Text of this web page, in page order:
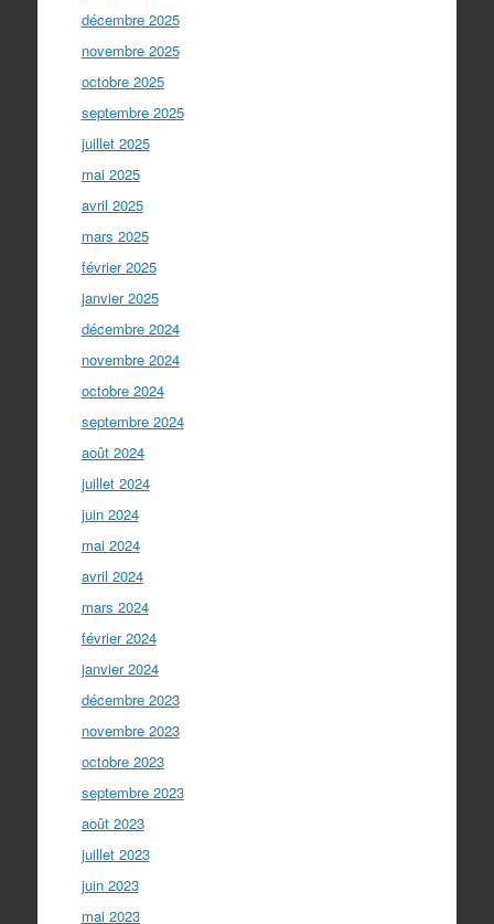
décembre 2025
novembre 2025
octobre 2025
septembre 2025
juillet 2025
mai 2025
avril 2025
mars 2025
février 2025
janvier 2025
décembre 2024
novembre 2024
octobre 2024
septembre 2024
août 2024
juillet 2024
juin 2024
mai 2024
avril 2024
mars 2024
février 2024
janvier 2024
décembre 2023
novembre 2023
octobre 2023
septembre 2023
août 2023
juillet 2023
juin 2023
mai 2023